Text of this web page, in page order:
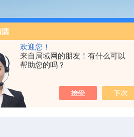
欢迎您！
来自局域网的朋友！有什么可以
帮助您的吗？
U-2/1 G 1/2MEISTER流量传感器
产品中心 欧美品牌 德国